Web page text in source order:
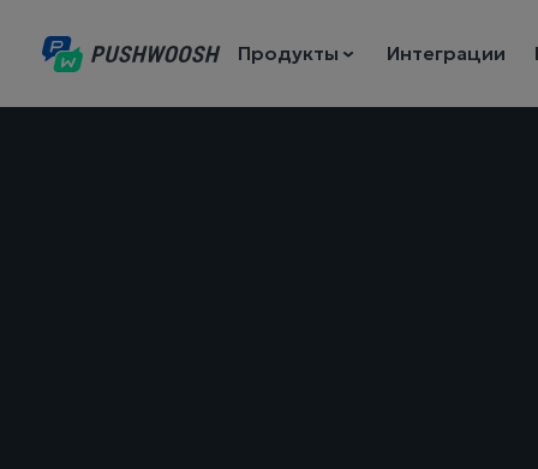
Продукты Интеграции